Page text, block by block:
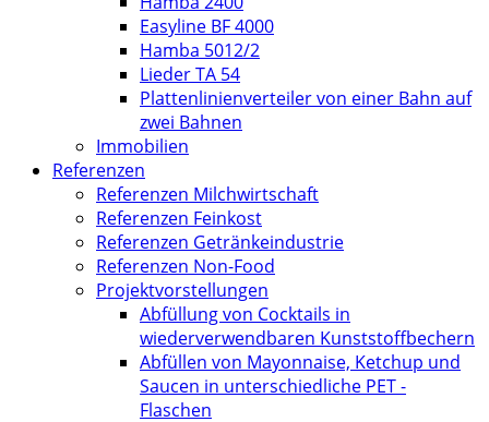
Easyline BF 4000
Hamba 5012/2
Lieder TA 54
Plattenlinienverteiler von einer Bahn auf
zwei Bahnen
Immobilien
Referenzen
Referenzen Milchwirtschaft
Referenzen Feinkost
Referenzen Getränkeindustrie
Referenzen Non-Food
Projektvorstellungen
Abfüllung von Cocktails in
wiederverwendbaren Kunststoffbechern
Abfüllen von Mayonnaise, Ketchup und
Saucen in unterschiedliche PET -
Flaschen